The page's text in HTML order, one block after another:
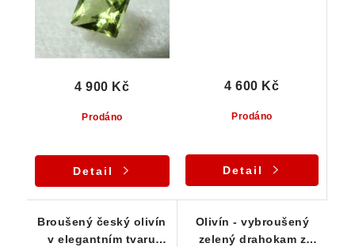
Prodáno
4 900 Kč
Detail
Prodáno
4 600 Kč
Detail
Broušený český olivín
v elegantním tvaru
Olivín - vybroušený
zelený drahokam z